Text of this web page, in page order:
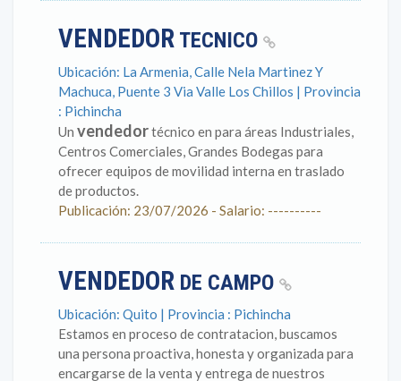
VENDEDOR TECNICO
Ubicación: La Armenia, Calle Nela Martinez Y
Machuca, Puente 3 Via Valle Los Chillos | Provincia
: Pichincha
Un vendedortécnico en para áreas Industriales,
Centros Comerciales, Grandes Bodegas para
ofrecer equipos de movilidad interna en traslado
de productos.
Publicación: 23/07/2026 - Salario: ----------
VENDEDOR DE CAMPO
Ubicación: Quito | Provincia : Pichincha
Estamos en proceso de contratacion, buscamos
una persona proactiva, honesta y organizada para
encargarse de la venta y entrega de nuestros